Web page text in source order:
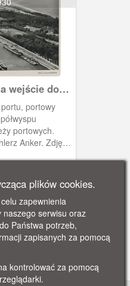
wejście do
portowy
portowych.
Anker. Zdjęcie
plików cookies.
zapewnienia
naszego serwisu oraz
Państwa potrzeb,
zapisanych za pomocą
kontrolować za pomocą